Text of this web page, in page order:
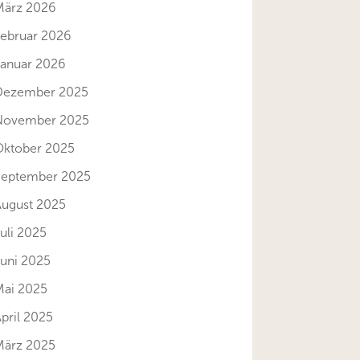
2026
2026
2026
2025
2025
2025
2025
2025
2025
2025
2025
2025
2025